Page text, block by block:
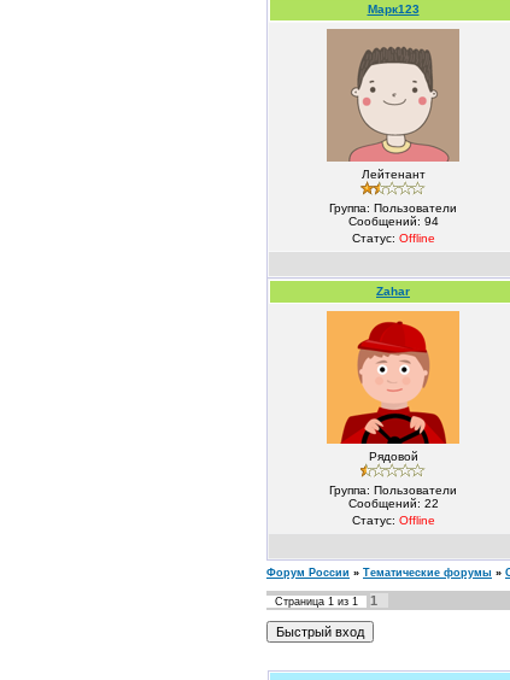
Марк123
Лейтенант
Группа: Пользователи
Сообщений: 94
Статус: Offline
Zahar
Рядовой
Группа: Пользователи
Сообщений: 22
Статус: Offline
Форум России » Тематические форумы »
Страница 1 из 1
1